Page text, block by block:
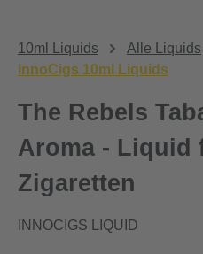
10ml Liquids Alle Liquids
InnoCigs 10ml Liquids
The Rebels
Aroma - Liquid
Zigaretten
INNOCIGS LIQUID